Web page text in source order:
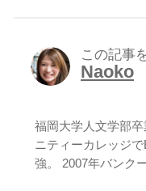
この記事
Naoko
福岡大学人文学部
ニティーカレッジ
強。 2007年バンク